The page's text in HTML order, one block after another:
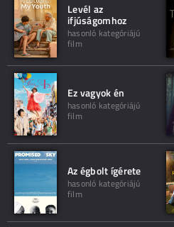
Levél az
ifjúságomhoz
hasonló kategóriájú
film
Ez vagyok én
hasonló kategóriájú
film
Az égbolt ígérete
hasonló kategóriájú
film